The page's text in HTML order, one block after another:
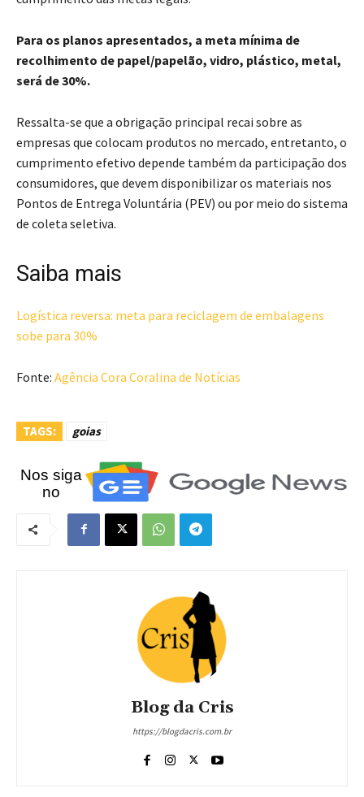
Para os planos apresentados, a meta mínima de
recolhimento de papel/papelão, vidro, plástico, metal,
será de 30%.
Ressalta-se que a obrigação principal recai sobre as
empresas que colocam produtos no mercado, entretanto, o
cumprimento efetivo depende também da participação dos
consumidores, que devem disponibilizar os materiais nos
Pontos de Entrega Voluntária (PEV) ou por meio do sistema
de coleta seletiva.
Saiba mais
Logística reversa: meta para reciclagem de embalagens
sobe para 30%
Fonte: Agência Cora Coralina de Notícias
TAGS: goias
Nos siga
no
Blog da Cris
https://blogdacris.com.br